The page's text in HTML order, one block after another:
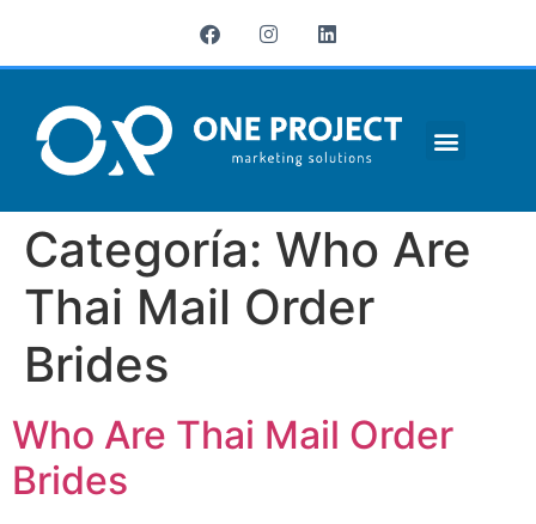
Categoría: Who Are
Thai Mail Order
Brides
Who Are Thai Mail Order
Brides